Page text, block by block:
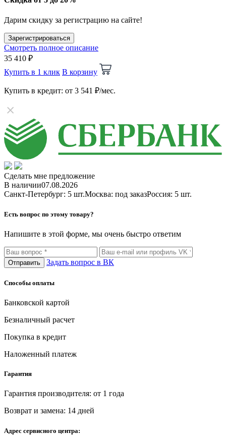
Дарим скидку за регистрацию на сайте!
Зарегистрироваться
Смотреть полное описание
35 410 ₽
Купить в 1 клик В корзину
Купить в кредит: от 3 541 ₽/мес.
Сделать мне предложение
В наличии07.08.2026
Санкт-Петербург: 5 шт.Москва: под заказРоссия: 5 шт.
Есть вопрос по этому товару?
Напишите в этой форме, мы очень быстро ответим
Отправить Задать вопрос в ВК
Способы оплаты
Банковской картой
Безналичный расчет
Покупка в кредит
Наложенный платеж
Гарантия
Гарантия производителя: от 1 года
Возврат и замена: 14 дней
Адрес сервисного центра: